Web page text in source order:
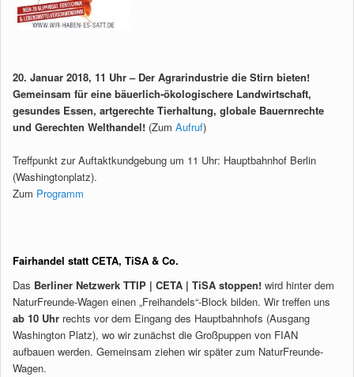
20. Januar 2018, 11 Uhr – Der Agrarindustrie die Stirn bieten!
Gemeinsam für eine bäuerlich-ökologischere Landwirtschaft,
gesundes Essen, artgerechte Tierhaltung, globale Bauernrechte
und Gerechten Welthandel! (Zum Aufruf)
Treffpunkt zur Auftaktkundgebung um 11 Uhr: Hauptbahnhof Berlin
(Washingtonplatz).
Zum Programm
Fairhandel statt CETA, TiSA & Co.
Das Berliner Netzwerk TTIP | CETA | TiSA stoppen! wird hinter dem
NaturFreunde-Wagen einen „Freihandels“-Block bilden. Wir treffen uns
ab 10 Uhr rechts vor dem Eingang des Hauptbahnhofs (Ausgang
Washington Platz), wo wir zunächst die Großpuppen von FIAN
aufbauen werden. Gemeinsam ziehen wir später zum NaturFreunde-
Wagen.